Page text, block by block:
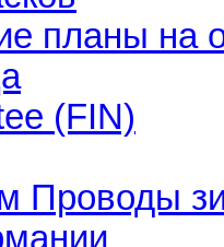
планы на
(FIN)
Проводы